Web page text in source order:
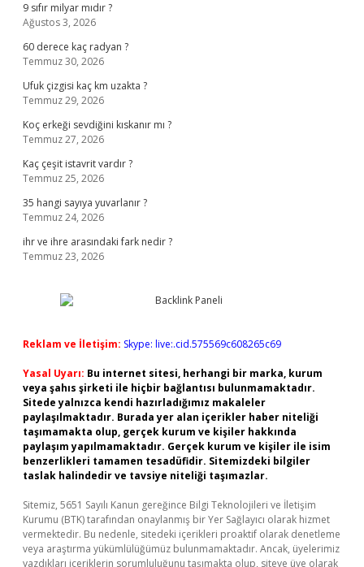
9 sıfır milyar mıdır ?
Ağustos 3, 2026
60 derece kaç radyan ?
Temmuz 30, 2026
Ufuk çizgisi kaç km uzakta ?
Temmuz 29, 2026
Koç erkeği sevdiğini kıskanır mı ?
Temmuz 27, 2026
Kaç çeşit istavrit vardır ?
Temmuz 25, 2026
35 hangi sayıya yuvarlanır ?
Temmuz 24, 2026
ihr ve ihre arasındaki fark nedir ?
Temmuz 23, 2026
Reklam ve İletişim: Skype: live:.cid.575569c608265c69
Yasal Uyarı: Bu internet sitesi, herhangi bir marka, kurum
veya şahıs şirketi ile hiçbir bağlantısı bulunmamaktadır.
Sitede yalnızca kendi hazırladığımız makaleler
paylaşılmaktadır. Burada yer alan içerikler haber niteliği
taşımamakta olup, gerçek kurum ve kişiler hakkında
paylaşım yapılmamaktadır. Gerçek kurum ve kişiler ile isim
benzerlikleri tamamen tesadüfidir. Sitemizdeki bilgiler
taslak halindedir ve tavsiye niteliği taşımazlar.
Sitemiz, 5651 Sayılı Kanun gereğince Bilgi Teknolojileri ve İletişim
Kurumu (BTK) tarafından onaylanmış bir Yer Sağlayıcı olarak hizmet
vermektedir. Bu nedenle, sitedeki içerikleri proaktif olarak denetleme
veya araştırma yükümlülüğümüz bulunmamaktadır. Ancak, üyelerimiz
yazdıkları içeriklerin sorumluluğunu taşımakta olup, siteye üye olarak